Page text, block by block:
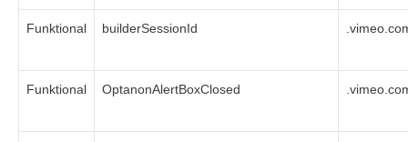
Funktional builderSessionId
Funktional OptanonAlertBoxClosed